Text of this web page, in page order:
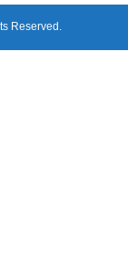
Reserved.